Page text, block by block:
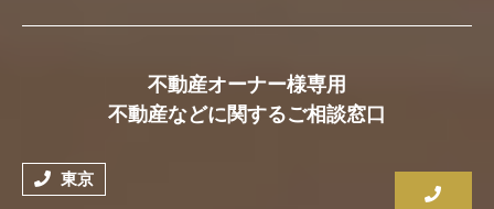
不動産オーナー様専用
不動産などに関するご相談窓口
東京